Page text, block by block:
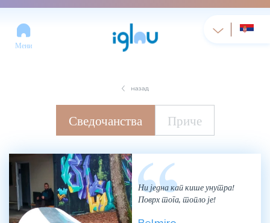
Мени
назад
Сведочанства Приче
Ни једна кап кише унутра!
Поврх тога, топло је!